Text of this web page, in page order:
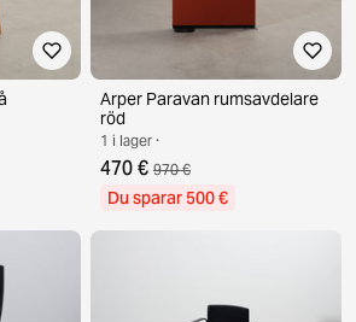
Arper Paravan rumsavdelare
röd
1 i lager ·
470 € 970 €
Du sparar 500 €